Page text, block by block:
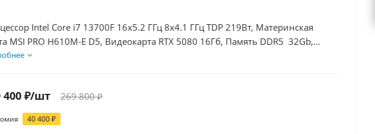
Intel Core i7 13700F 16x5.2 ГГц 8x4.1 ГГц TDP 219Вт, Материнская
MSI PRO H610M-E D5, Видеокарта RTX 5080 16Гб, Память DDR5 32Gb,
SSD 500Гб, БП 850Вт
400 ₽/шт 269 800₽
40 400₽